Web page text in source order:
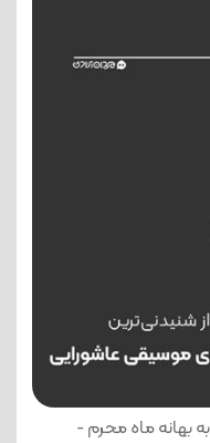
بهانه ماه محرم -